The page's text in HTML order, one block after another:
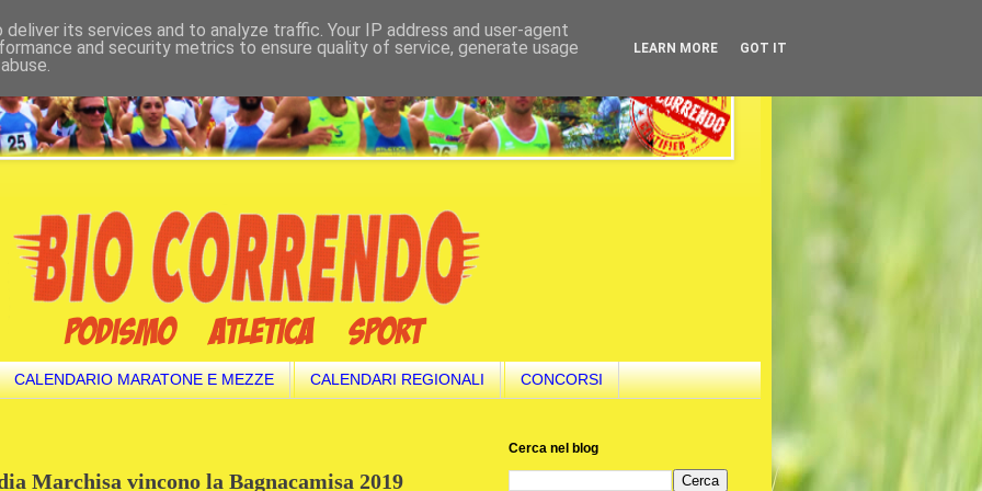
CALENDARIO MARATONE E MEZZE CALENDARI REGIONALI CONCORSI
Marchisa vincono la Bagnacamisa 2019
Cerca nel blog
its services and to analyze traffic. Your IP address and user-agent
and security metrics to ensure quality of service, generate usage
LEARN MORE GOT IT